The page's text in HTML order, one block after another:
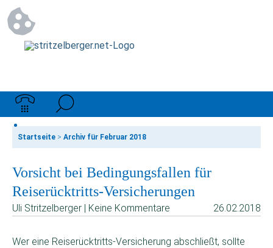
Startseite > Archiv für Februar 2018
Vorsicht bei Bedingungsfallen für
Reiserücktritts-Versicherungen
Uli Stritzelberger | Keine Kommentare 26.02.2018
Wer eine Reiserücktritts-Versicherung abschließt, sollte